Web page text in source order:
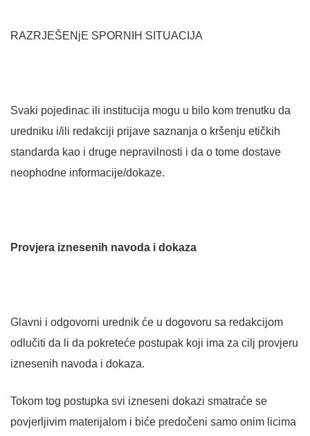
RAZRJEŠENjE SPORNIH SITUACIJA
Svaki pojedinac ili institucija mogu u bilo kom trenutku da
uredniku i/ili redakciji prijave saznanja o kršenju etičkih
standarda kao i druge nepravilnosti i da o tome dostave
neophodne informacije/dokaze.
Provjera iznesenih navoda i dokaza
Glavni i odgovorni urednik će u dogovoru sa redakcijom
odlučiti da li da pokreteće postupak koji ima za cilj provjeru
iznesenih navoda i dokaza.
Tokom tog postupka svi izneseni dokazi smatraće se
povjerljivim materijalom i biće predočeni samo onim licima